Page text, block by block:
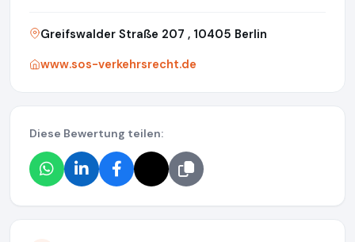
Greifswalder Straße 207 , 10405 Berlin
www.sos-verkehrsrecht.de
Diese Bewertung teilen: